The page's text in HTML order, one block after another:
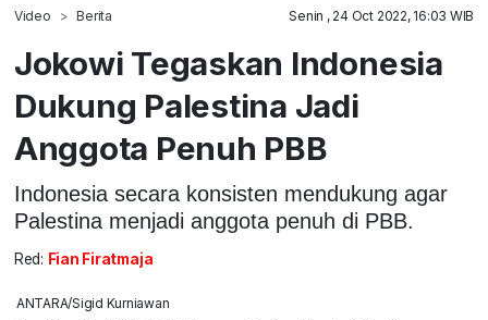
Video Berita Senin , 24 Oct 2022, 16:03 WIB
Jokowi Tegaskan Indonesia
Dukung Palestina Jadi
Anggota Penuh PBB
Indonesia secara konsisten mendukung agar
Palestina menjadi anggota penuh di PBB.
Red: Fian Firatmaja
ANTARA/Sigid Kurniawan